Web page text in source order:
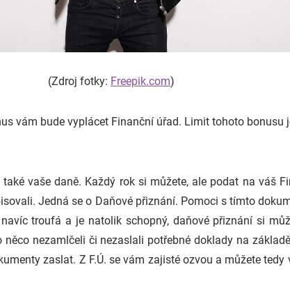
(Zdroj fotky: Freepik.com)
vám bude vyplácet Finanční úřad. Limit tohoto bonusu
vaše daně. Každý rok si můžete, ale podat na váš
Jedná se o Daňové přiznání. Pomoci s tímto
troufá a je natolik schopný, daňové přiznání si
nezamlčeli či nezaslali potřebné doklady na
zaslat. Z F.Ú. se vám zajisté ozvou a můžete